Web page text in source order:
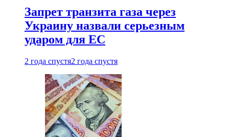
Запрет транзита газа через
Украину назвали серьезным
ударом для ЕС
2 года спустя2 года спустя